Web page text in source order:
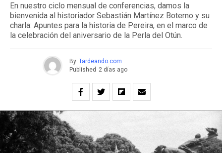
En nuestro ciclo mensual de conferencias, damos la
bienvenida al historiador Sebastián Martínez Boterno y su
charla: Apuntes para la historia de Pereira, en el marco de
la celebración del aniversario de la Perla del Otún.
By Tardeando.com
Published 2 días ago